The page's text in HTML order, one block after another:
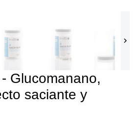

Glucomanano,
saciante y